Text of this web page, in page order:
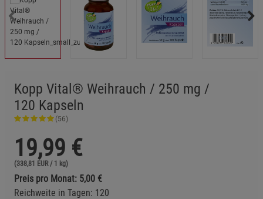
Kopp Vital® Weihrauch / 250 mg /
120 Kapseln
(56)
19,99 €
(338,81 EUR / 1 kg)
Preis pro Monat: 5,00 €
Reichweite in Tagen: 120